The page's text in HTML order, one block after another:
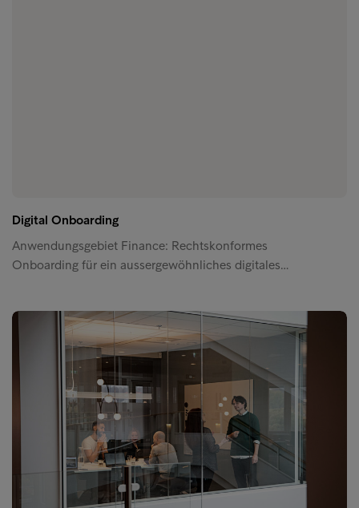
Digital Onboarding
Anwendungsgebiet Finance: Rechtskonformes
Onboarding für ein aussergewöhnliches digitales…